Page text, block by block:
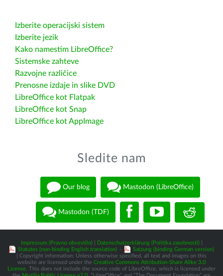
Izberite operacijski sistem
Izberite jezik
Kako namestim LibreOffice?
Sistemske zahteve
Razvojne različice
Prenosne izdaje in slike DVD
LibreOffice kot Flatpak
LibreOffice kot Snap
LibreOffice kot AppImage
Sledite nam
Our blog Mastodon (LibreOffice)
Mastodon (TDF)
Impressum (Pravno obvestilo)| Datenschutzerklärung (Politika zasebnosti)|
Statutes (non-binding English translation) -
Satzung (binding German version)
| Copyright information: Unless otherwise specified, all text and images on this
website are licensed under the Creative Commons Attribution-Share Alike 3.0
License . This does not include the source code of LibreOffice, which is licensed under